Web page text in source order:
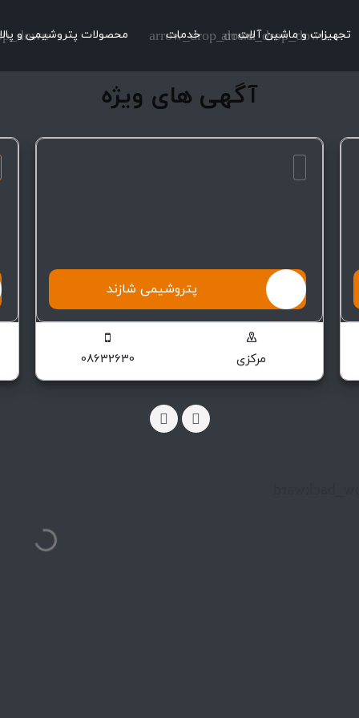
تجهیزات و ماشین آلات
arrow_drop_down خدمات
arrow_drop_down محصولات پتروشیمی و
آگهی های ویژه
پتروشیمی شازند
مرکزی 08632630